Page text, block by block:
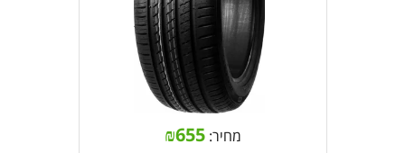
מחיר: ₪655